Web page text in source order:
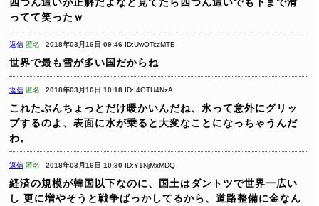
ってて笑ったｗ
返信 匿名 2018年03月16日 09:46 ID:UwOTczMTE
世界で最も雪が多い国だからね
返信 匿名 2018年03月16日 10:18 ID:I4OTU4NzA
これたぶんちょっとだけ暖かいんだね、氷って意外にグリッ
プするのよ、表面に水が乗ると大変なことになっちゃうんだ
わ。
返信 匿名 2018年03月16日 10:30 ID:Y1NjMxMDQ
経済の規模が韓国以下なのに、国土はダントツで世界一広い
し 更に増やそうと戦争ばっかしてるから、道路整備に金なん